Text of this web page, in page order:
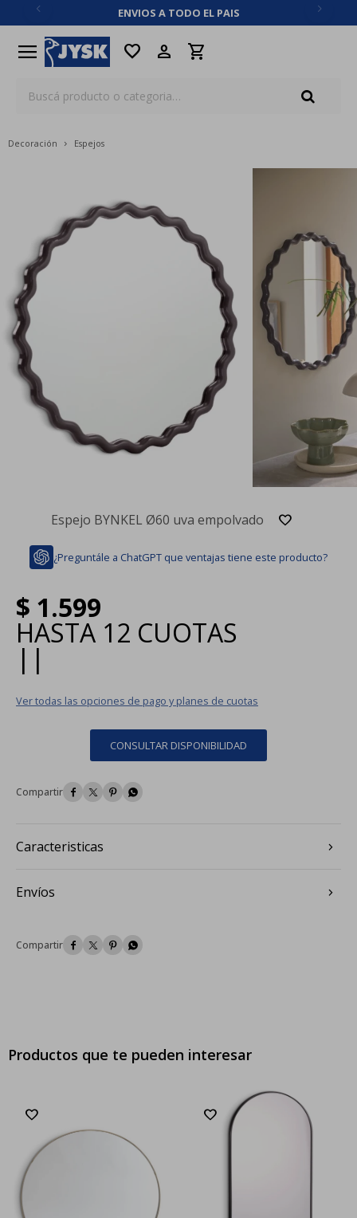
ENVIOS A TODO EL PAIS
menu favorite
Decoración Espejos
Espejo BYNKEL Ø60 uva empolvado
¿Preguntále a ChatGPT que ventajas tiene este producto?
$ 1.599
HASTA 12 CUOTAS
| |
Ver todas las opciones de pago y planes de cuotas
CONSULTAR DISPONIBILIDAD
   
Caracteristicas
Envíos
   
Productos que te pueden interesar
close